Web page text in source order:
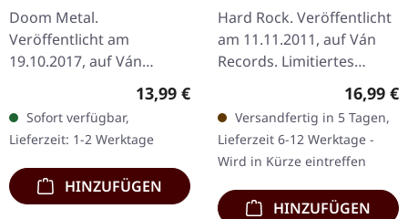
Praise | DIGIPAK CD
Doom Metal.
Veröffentlicht am
19.10.2017, auf Ván
Records. CD im DigiPak
mit Prägedruck und
Booklet. "III: Songs Of
Happiness...Words Of
Praise" von…
Regulärer Preis:
13,99 €
Sofort verfügbar,
Lieferzeit: 1-2 Werktage
HINZUFÜGEN
Epicentre | ARTBOOK
CD
Hard Rock. Veröffentlicht
am 11.11.2011, auf Ván
Records. Limitiertes
Hardcover-Artbook im
Format 22x22cm mit
Heißprägedruck, 36-
seitigem Booklet mit…
16,99 €
Versandfertig in 5 Tagen,
Lieferzeit 6-12 Werktage -
Wird in Kürze eintreffen
HINZUFÜGEN